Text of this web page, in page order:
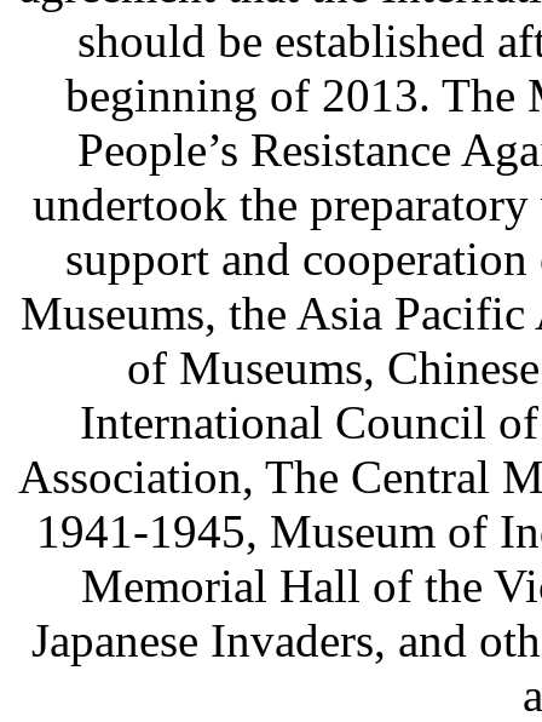
should be established
beginning of 2013. The
People’s Resistance
undertook the
support and
Museums, the Asia
of Museums,
International Council
Association, The Central
1941-1945, Museum of
Memorial Hall of the
Japanese Invaders, and